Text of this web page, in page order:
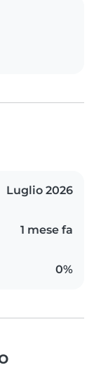
Luglio 2026
1 mese fa
0%